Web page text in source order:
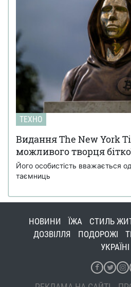
ТЕХНО
Видання The New York
можливого творця
Його особистість вважається
таємниць
НОВИНИ ЇЖА СТИЛЬ
ДОЗВІЛЛЯ
ПОДОРОЖІ
УКРАЇНІ